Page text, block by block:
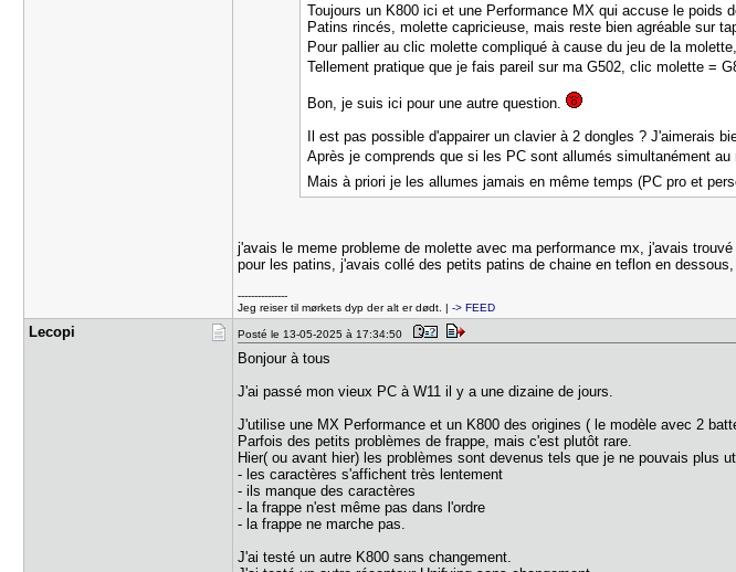
Toujours un K800 ici et une Performance MX qui accuse le poids
Patins rincés, molette capricieuse, mais reste bien agréable sur
Pour pallier au clic molette compliqué à cause du jeu de la
Tellement pratique que je fais pareil sur ma G502, clic molette =
Bon, je suis ici pour une autre question.
Il est pas possible d'appairer un clavier à 2 dongles ? J'aimerais
Après je comprends que si les PC sont allumés simultanément
Mais à priori je les allumes jamais en même temps (PC pro et
j'avais le meme probleme de molette avec ma performance mx, j'avais
pour les patins, j'avais collé des petits patins de chaine en teflon en
---------------
Jeg reiser til mørkets dyp der alt er dødt. |-> FEED
Lecopi Posté le 13-05-2025 à 17:34:50
Bonjour à tous
J'ai passé mon vieux PC à W11 il y a une dizaine de jours.
J'utilise une MX Performance et un K800 des origines ( le modèle avec 2
Parfois des petits problèmes de frappe, mais c'est plutôt rare.
Hier( ou avant hier) les problèmes sont devenus tels que je ne pouvais plus
- les caractères s'affichent très lentement
- ils manque des caractères
- la frappe n'est même pas dans l'ordre
- la frappe ne marche pas.
J'ai testé un autre K800 sans changement.